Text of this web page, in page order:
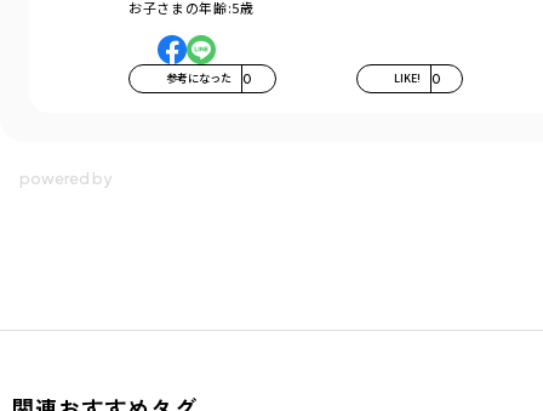
お子さまの年齢:5歳
参考になった 0 LIKE! 0